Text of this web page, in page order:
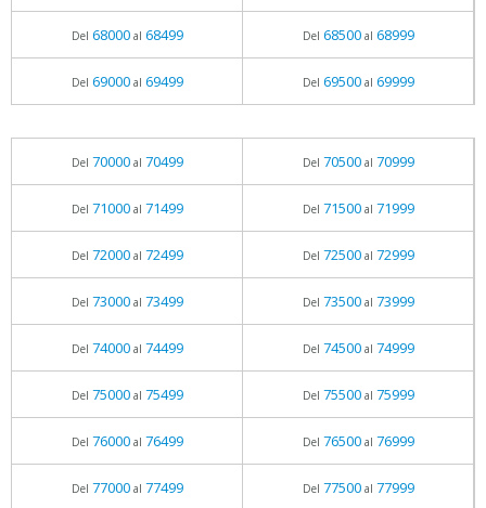
Del 68000al 68499 Del 68500al 68999
Del 69000al 69499 Del 69500al 69999
Del 70000al 70499 Del 70500al 70999
Del 71000al 71499 Del 71500al 71999
Del 72000al 72499 Del 72500al 72999
Del 73000al 73499 Del 73500al 73999
Del 74000al 74499 Del 74500al 74999
Del 75000al 75499 Del 75500al 75999
Del 76000al 76499 Del 76500al 76999
Del 77000al 77499 Del 77500al 77999